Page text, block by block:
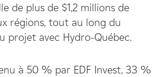
de plus de $1,2 millions de
régions, tout au long du
projet avec Hydro-Québec.
à 50 % par EDF Invest, 33 %